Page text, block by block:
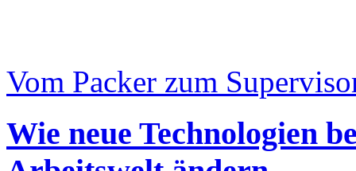
Vom Packer zum
Wie neue Technologien